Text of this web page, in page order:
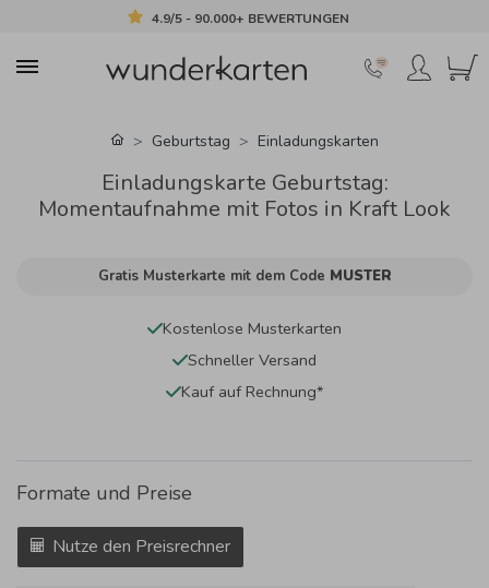
4.9/5 - 90.000+ BEWERTUNGEN
Geburtstag Einladungskarten
Einladungskarte Geburtstag:
Momentaufnahme mit Fotos in Kraft Look
Gratis Musterkarte mit dem Code MUSTER
Kostenlose Musterkarten
Schneller Versand
Kauf auf Rechnung*
Formate und Preise
Nutze den Preisrechner